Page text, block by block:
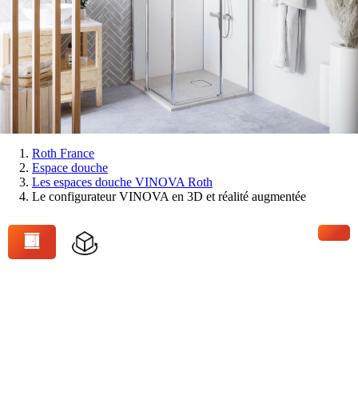
Vous
êtes
Roth France
Espace douche
Les espaces douche VINOVA Roth
Le configurateur VINOVA en 3D et réalité augmentée